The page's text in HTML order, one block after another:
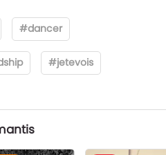
#dancer
#jetevois